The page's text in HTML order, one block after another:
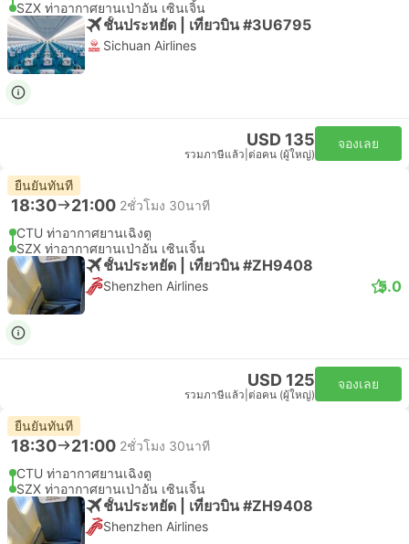
SZX ท่าอากาศยานเป่าอัน เซินเจิ้น
ชั้นประหยัด | เที่ยวบิน #3U6795
Sichuan Airlines
USD 135
รวมภาษีแล้ว ต่อคน (ผู้ใหญ่)
จองเลย
ยืนยันทันที
18:30 21:00 2ชั่วโมง 30นาที
CTU ท่าอากาศยานเฉิงตู
SZX ท่าอากาศยานเป่าอัน เซินเจิ้น
ชั้นประหยัด | เที่ยวบิน #ZH9408
Shenzhen Airlines 5.0
USD 125
รวมภาษีแล้ว ต่อคน (ผู้ใหญ่)
จองเลย
ยืนยันทันที
18:30 21:00 2ชั่วโมง 30นาที
CTU ท่าอากาศยานเฉิงตู
SZX ท่าอากาศยานเป่าอัน เซินเจิ้น
ชั้นประหยัด | เที่ยวบิน #ZH9408
Shenzhen Airlines